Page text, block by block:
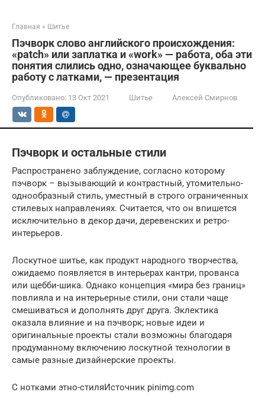
Главная » Шитье
Пэчворк слово английского происхождения:
«patch» или заплатка и «work» — работа, оба эти
понятия слились одно, означающее буквально
работу с латками, — презентация
Опубликовано: 13 Окт 2021 Шитье Алексей Смирнов
Пэчворк и остальные стили
Распространено заблуждение, согласно которому
пэчворк – вызывающий и контрастный, утомительно-
однообразный стиль, уместный в строго ограниченных
стилевых направлениях. Считается, что он впишется
исключительно в декор дачи, деревенских и ретро-
интерьеров.
Лоскутное шитье, как продукт народного творчества,
ожидаемо появляется в интерьерах кантри, прованса
или щебби-шика. Однако концепция «мира без границ»
повлияла и на интерьерные стили, они стали чаще
смешиваться и дополнять друг друга. Эклектика
оказала влияние и на пэчворк; новые идеи и
оригинальные проекты стали возможны благодаря
продуманному включению лоскутной технологии в
самые разные дизайнерские проекты.
С нотками этно-стиляИсточник pinimg.com